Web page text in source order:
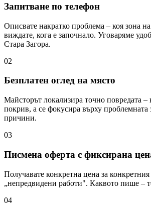
Запитване по телефон
Описвате накратко проблема – коя зона
виждате, кога е започнало. Уговаряме
Стара Загора.
02
Безплатен оглед на място
Майсторът локализира точно повредата –
покрив, а се фокусира върху проблемната
причини.
03
Писмена оферта с фиксирана
Получавате конкретна цена за
„непредвидени работи". Каквото пише –
04